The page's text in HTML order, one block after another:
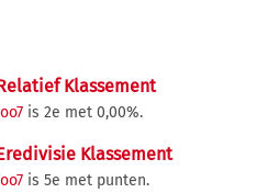
Klassement
is 2e met 0,00%.
Klassement
is 5e met punten.